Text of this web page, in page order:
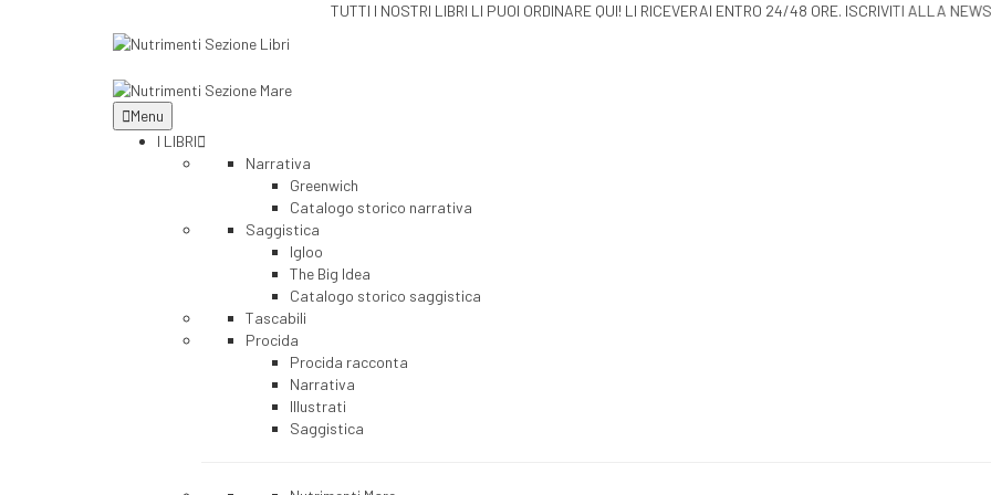
TUTTI I NOSTRI LIBRI LI PUOI ORDINARE QUI! LI RICEVERAI ENTRO 24/48
Menu
I LIBRI
Narrativa
Greenwich
Catalogo storico narrativa
Saggistica
Igloo
The Big Idea
Catalogo storico saggistica
Tascabili
Procida
Procida racconta
Narrativa
Illustrati
Saggistica